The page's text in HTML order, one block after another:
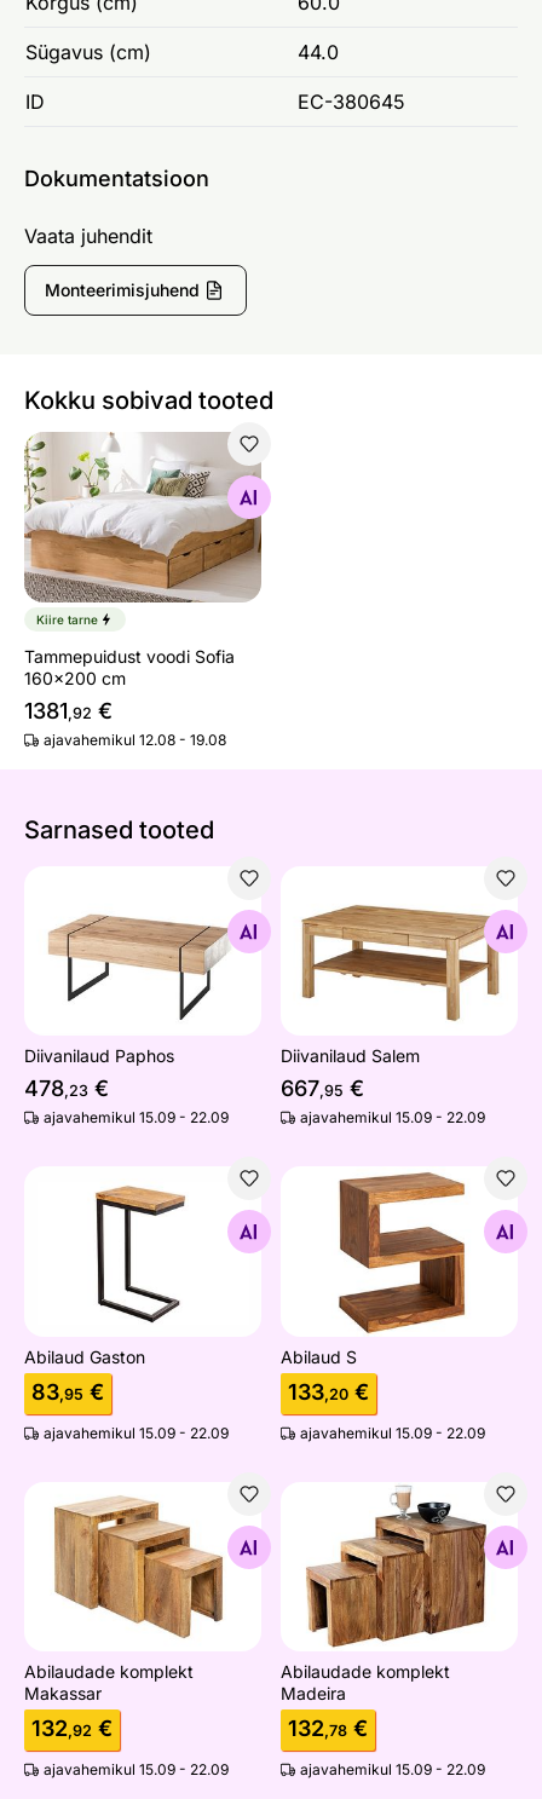
Sügavus (cm) 44.0
ID EC-380645
Dokumentatsioon
Vaata juhendit
Monteerimisjuhend
Kokku sobivad tooted
Tammepuidust voodi Sofia 160x200 cm
Otsi sarnaseid
Kiire tarne
Tammepuidust voodi Sofia
160x200 cm
1381,92 €
ajavahemikul 12.08 - 19.08
Sarnased tooted
Otsi sarnaseid
Diivanilaud Paphos
478,23 €
ajavahemikul 15.09 - 22.09
Diivanilaud Salem
Otsi sarnaseid
Diivanilaud Salem
667,95 €
ajavahemikul 15.09 - 22.09
Abilaud Gaston
Abilaud Gaston
83,95 €
ajavahemikul 15.09 - 22.09
Otsi sarnaseid
Abilaud S
133,20 €
ajavahemikul 15.09 - 22.09
Abilaudade komplekt Makassar
Otsi sarnaseid
Abilaudade komplekt
Makassar
132,92 €
ajavahemikul 15.09 - 22.09
Abilaudade komplekt
Otsi sarnaseid
Abilaudade komplekt
Madeira
132,78 €
ajavahemikul 15.09 - 22.09